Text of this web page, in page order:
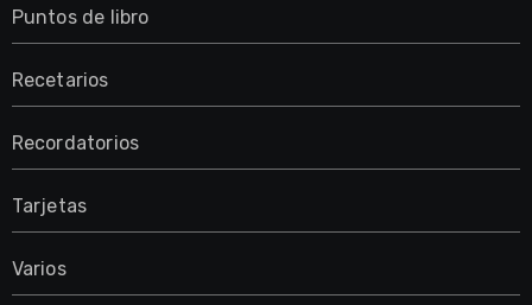
Puntos de libro
Recetarios
Recordatorios
Tarjetas
Varios